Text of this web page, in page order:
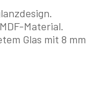
Material.
Glas mit 8 mm